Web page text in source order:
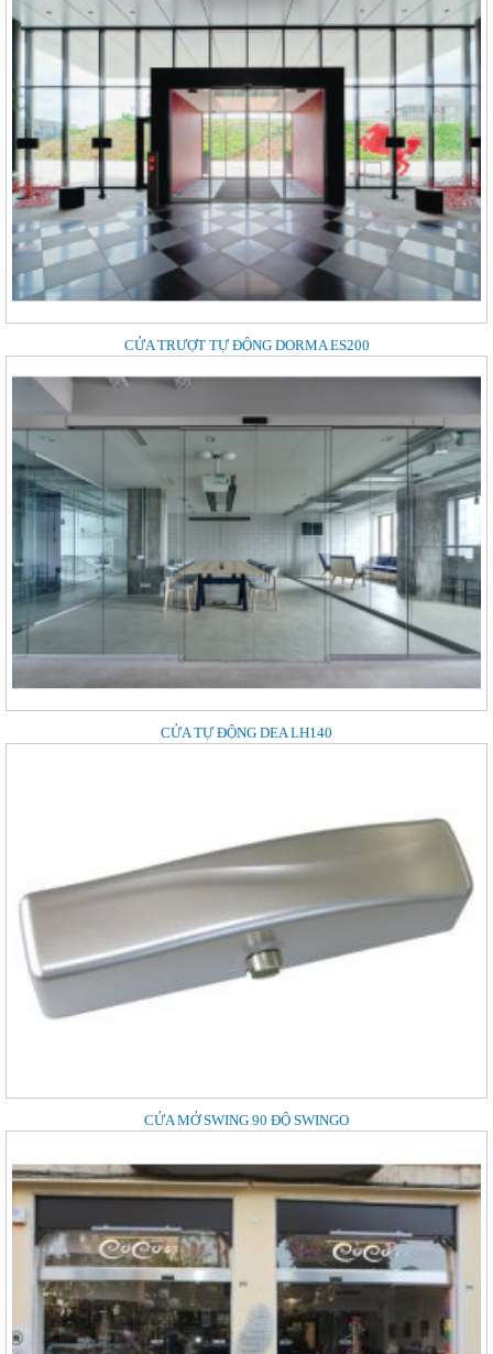
CỬA TRƯỢT TỰ ĐỘNG DORMA ES200
CỬA TỰ ĐỘNG DEA LH140
CỬA MỞ SWING 90 ĐỘ SWINGO